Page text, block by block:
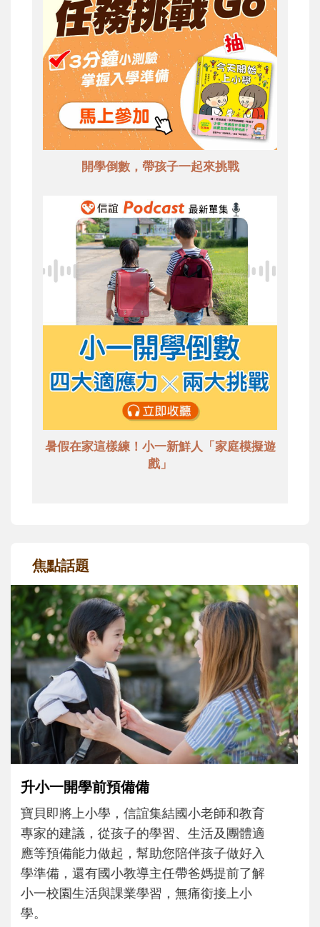
開學倒數，帶孩子一起來挑戰
暑假在家這樣練！小一新鮮人「家庭模擬遊
戲」
焦點話題
和孩子一起長大的那個男人│讀懂父親的
不同模樣
沒有人天生就擅長當爸爸！男人總是在一次
次「前所未有」的體驗中，跟著孩子一起長
大。從給予安全感的肢體遊戲，到獨立自
主、角色認同及解決問題的能力養成。爸爸
正嘗試用不同的模樣，參與孩子每個重要的